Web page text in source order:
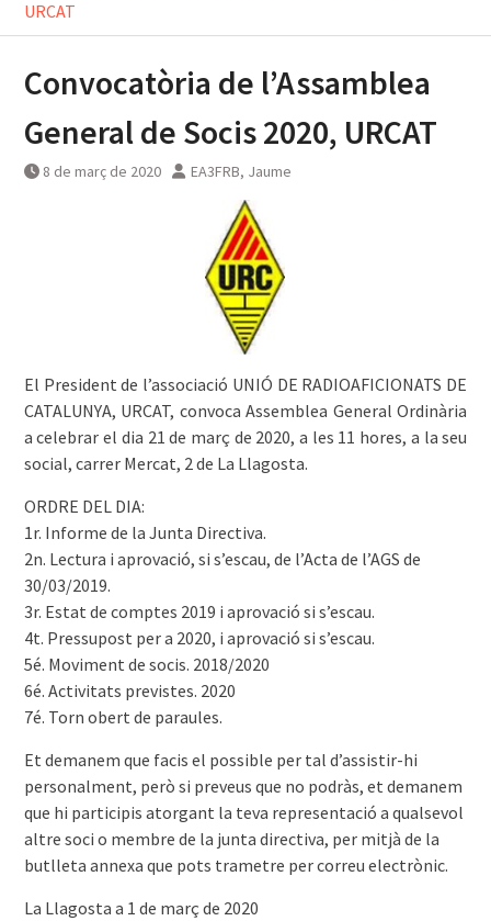
URCAT
Convocatòria de l’Assamblea
General de Socis 2020, URCAT
8 de març de 2020 EA3FRB, Jaume
El President de l’associació UNIÓ DE RADIOAFICIONATS DE
CATALUNYA, URCAT, convoca Assemblea General Ordinària
a celebrar el dia 21 de març de 2020, a les 11 hores, a la seu
social, carrer Mercat, 2 de La Llagosta.
ORDRE DEL DIA:
1r. Informe de la Junta Directiva.
2n. Lectura i aprovació, si s’escau, de l’Acta de l’AGS de
30/03/2019.
3r. Estat de comptes 2019 i aprovació si s’escau.
4t. Pressupost per a 2020, i aprovació si s’escau.
5é. Moviment de socis. 2018/2020
6é. Activitats previstes. 2020
7é. Torn obert de paraules.
Et demanem que facis el possible per tal d’assistir-hi
personalment, però si preveus que no podràs, et demanem
que hi participis atorgant la teva representació a qualsevol
altre soci o membre de la junta directiva, per mitjà de la
butlleta annexa que pots trametre per correu electrònic.
La Llagosta a 1 de març de 2020